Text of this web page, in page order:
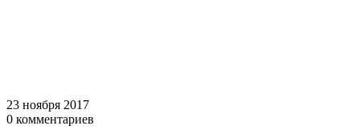
23 ноября 2017
0 комментариев